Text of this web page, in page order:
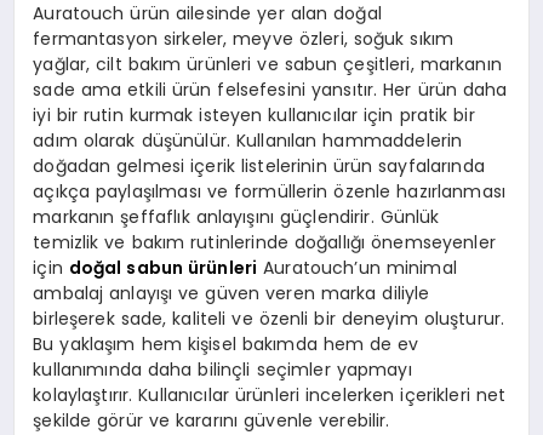
Auratouch ürün ailesinde yer alan doğal
fermantasyon sirkeler, meyve özleri, soğuk sıkım
yağlar, cilt bakım ürünleri ve sabun çeşitleri, markanın
sade ama etkili ürün felsefesini yansıtır. Her ürün daha
iyi bir rutin kurmak isteyen kullanıcılar için pratik bir
adım olarak düşünülür. Kullanılan hammaddelerin
doğadan gelmesi içerik listelerinin ürün sayfalarında
açıkça paylaşılması ve formüllerin özenle hazırlanması
markanın şeffaflık anlayışını güçlendirir. Günlük
temizlik ve bakım rutinlerinde doğallığı önemseyenler
için doğal sabun ürünleri Auratouch’un minimal
ambalaj anlayışı ve güven veren marka diliyle
birleşerek sade, kaliteli ve özenli bir deneyim oluşturur.
Bu yaklaşım hem kişisel bakımda hem de ev
kullanımında daha bilinçli seçimler yapmayı
kolaylaştırır. Kullanıcılar ürünleri incelerken içerikleri net
şekilde görür ve kararını güvenle verebilir.